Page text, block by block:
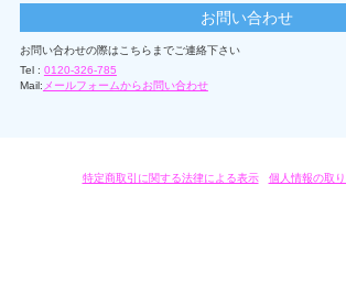
お問い合わせ
お問い合わせの際はこちらまでご連絡下さい
Tel : 0120-326-785
Mail: メールフォームからお問い合わせ
特定商取引に関する法律による表示/ 個人情報の取